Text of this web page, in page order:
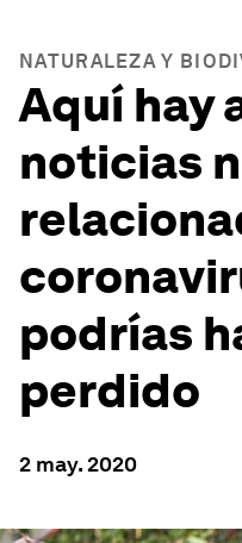
NATURALEZA Y
Aquí hay
noticias
podrías
perdido
2 may. 2020